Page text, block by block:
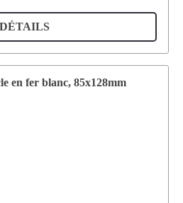
DÉTAILS
en fer blanc, 85x128mm